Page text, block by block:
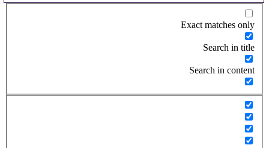
Exact matches only
Search in title
Search in content